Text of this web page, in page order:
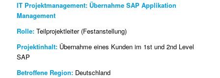
IT Projektmanagement: Übernahme SAP Applikation
Management
Rolle:Teilprojektleiter (Festanstellung)
Projektinhalt:Übernahme eines Kunden im 1st und 2nd Level
SAP
Betroffene Region:Deutschland